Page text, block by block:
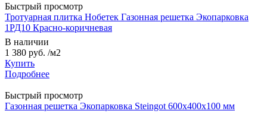
Быстрый просмотр
Тротуарная плитка Нобетек Газонная решетка Экопарковка
1РД10 Красно-коричневая
В наличии
1 380 руб. /м2
Купить
Подробнее
Быстрый просмотр
Газонная решетка Экопарковка Steingot 600x400x100 мм